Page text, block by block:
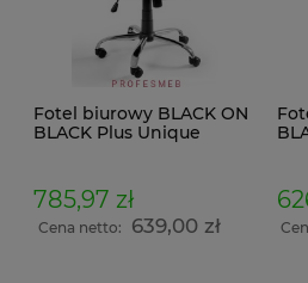
Fotel biurowy BLACK ON
BLACK Plus Unique
785,97 zł
Cena netto: 639,00 zł